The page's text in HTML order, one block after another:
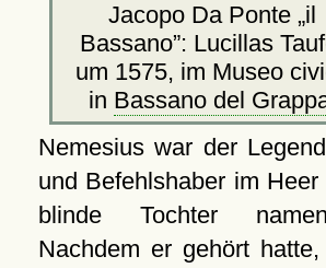
Jacopo Da Ponte il
Bassano : Lucillas
um 1575, im Museo
in Bassano del
Nemesius war der
und Befehlshaber im
blinde Tochter
Nachdem er gehört